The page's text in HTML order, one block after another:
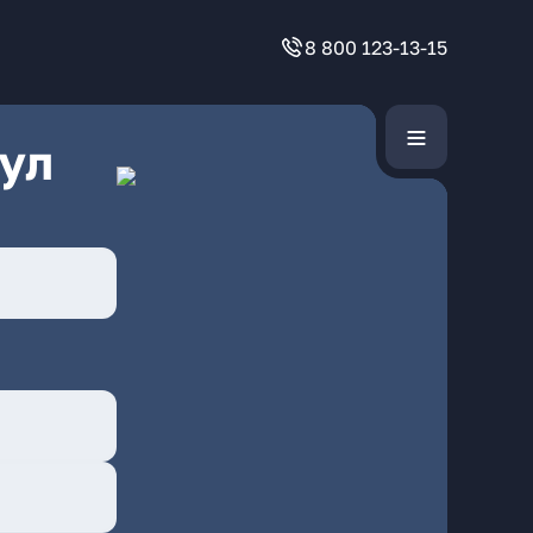
8 800 123-13-15